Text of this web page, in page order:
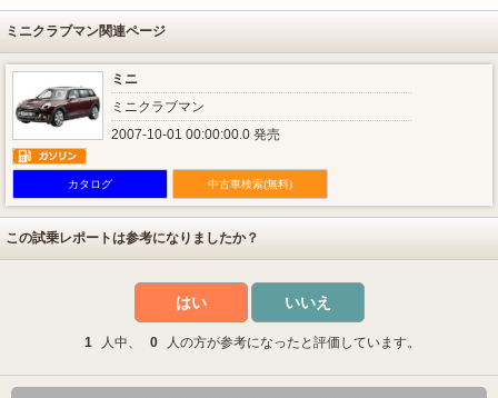
ミニクラブマン関連ページ
ミニ
ミニクラブマン
2007-10-01 00:00:00.0 発売
カタログ 中古車検索(無料)
この試乗レポートは参考になりましたか？
はい いいえ
1 人中、 0 人の方が参考になったと評価しています。